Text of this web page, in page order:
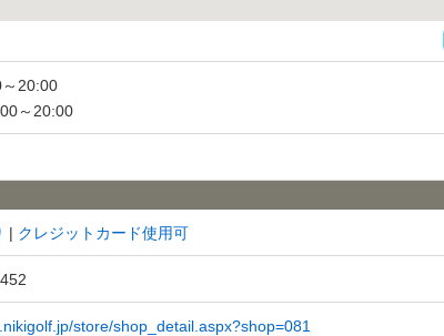
20:00
～20:00
クレジットカード使用可
store/shop_detail.aspx?shop=081